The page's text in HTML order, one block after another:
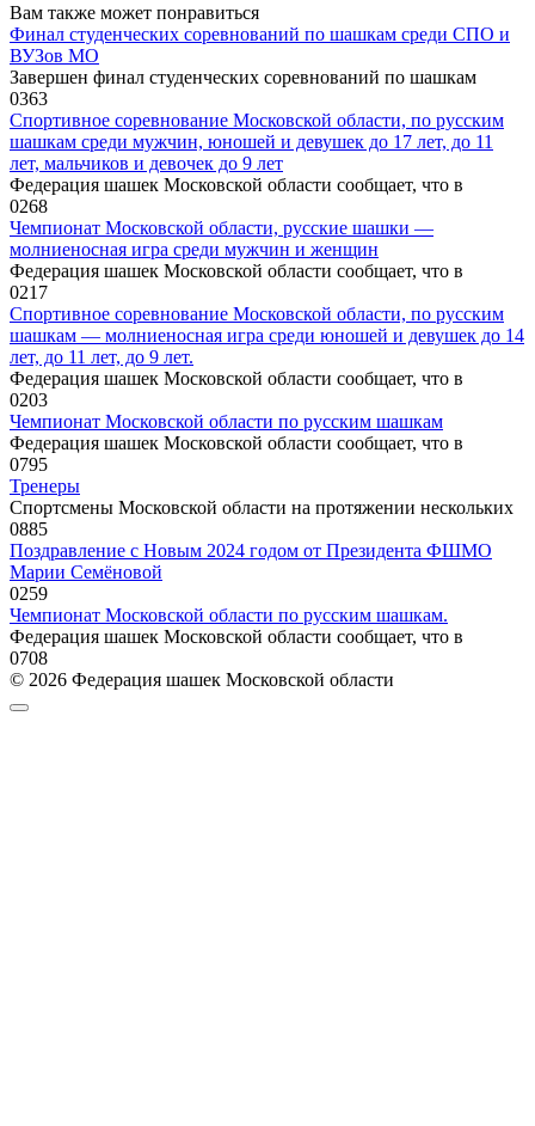
Вам также может понравиться
Финал студенческих соревнований по шашкам среди СПО и
ВУЗов МО
Завершен финал студенческих соревнований по шашкам
0363
Спортивное соревнование Московской области, по русским
шашкам среди мужчин, юношей и девушек до 17 лет, до 11
лет, мальчиков и девочек до 9 лет
Федерация шашек Московской области сообщает, что в
0268
Чемпионат Московской области, русские шашки —
молниеносная игра среди мужчин и женщин
Федерация шашек Московской области сообщает, что в
0217
Спортивное соревнование Московской области, по русским
шашкам — молниеносная игра среди юношей и девушек до 14
лет, до 11 лет, до 9 лет.
Федерация шашек Московской области сообщает, что в
0203
Чемпионат Московской области по русским шашкам
Федерация шашек Московской области сообщает, что в
0795
Тренеры
Спортсмены Московской области на протяжении нескольких
0885
Поздравление с Новым 2024 годом от Президента ФШМО
Марии Семёновой
0259
Чемпионат Московской области по русским шашкам.
Федерация шашек Московской области сообщает, что в
0708
© 2026 Федерация шашек Московской области